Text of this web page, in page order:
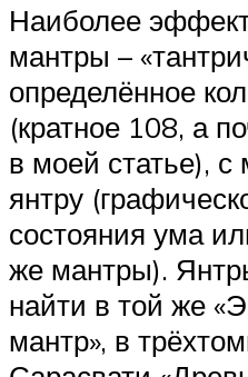
Наиболее
мантры –
определённое
(кратное 108, а
в моей статье),
янтру
состояния ума
же мантры).
найти в той же
мантр», в